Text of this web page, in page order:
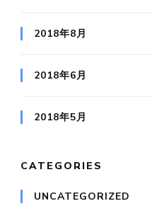
2018年8月
2018年6月
2018年5月
CATEGORIES
UNCATEGORIZED